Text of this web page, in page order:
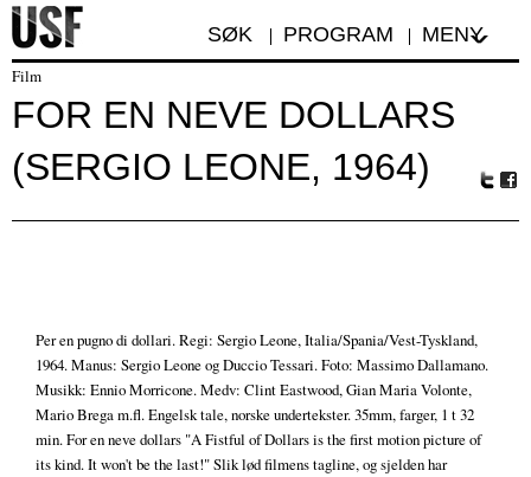
SØK PROGRAM MENY
Film
FOR EN NEVE DOLLARS
(SERGIO LEONE, 1964)
Per en pugno di dollari. Regi: Sergio Leone, Italia/Spania/Vest-Tyskland,
1964. Manus: Sergio Leone og Duccio Tessari. Foto: Massimo Dallamano.
Musikk: Ennio Morricone. Medv: Clint Eastwood, Gian Maria Volonte,
Mario Brega m.fl. Engelsk tale, norske undertekster. 35mm, farger, 1 t 32
min. For en neve dollars "A Fistful of Dollars is the first motion picture of
its kind. It won't be the last!" Slik lød filmens tagline, og sjelden har